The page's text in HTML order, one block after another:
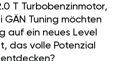
T Turbobenzinmotor,
GÄN Tuning möchten
auf ein neues Level
das volle Potenzial